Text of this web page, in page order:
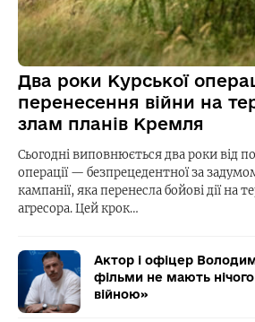
Два роки Курської
перенесення війни на
злам планів Кремля
Сьогодні виповнюється два роки від
операції — безпрецедентної за
кампанії, яка перенесла бойові дії на
агресора. Цей крок…
Актор і офіцер
фільми не мають нічого
війною»